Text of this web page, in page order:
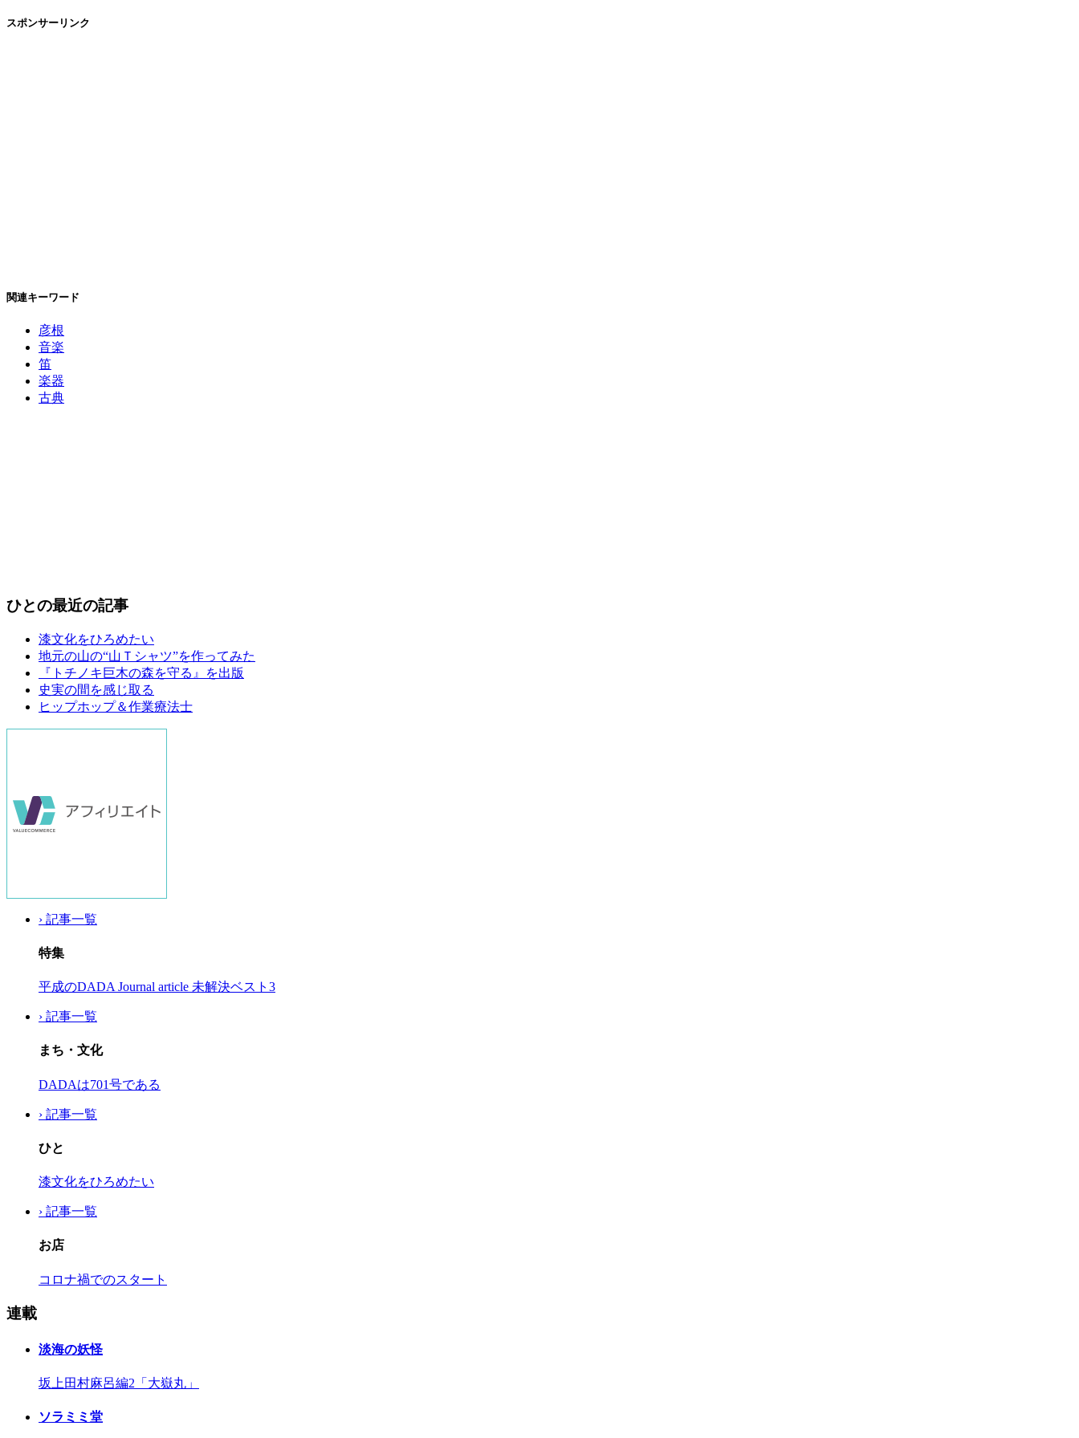
スポンサーリンク
関連キーワード
彦根
音楽
笛
楽器
古典
ひとの最近の記事
漆文化をひろめたい
地元の山の“山Ｔシャツ”を作ってみた
『トチノキ巨木の森を守る』を出版
史実の間を感じ取る
ヒップホップ＆作業療法士
› 記事一覧
特集
平成のDADA Journal article 未解決ベスト3
› 記事一覧
まち・文化
DADAは701号である
› 記事一覧
ひと
漆文化をひろめたい
› 記事一覧
お店
コロナ禍でのスタート
連載
淡海の妖怪
坂上田村麻呂編2「大嶽丸」
ソラミミ堂